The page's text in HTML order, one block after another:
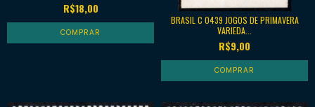
R$18,00
BRASIL C 0439 JOGOS DE PRIMAVERA
VARIEDA...
R$9,00